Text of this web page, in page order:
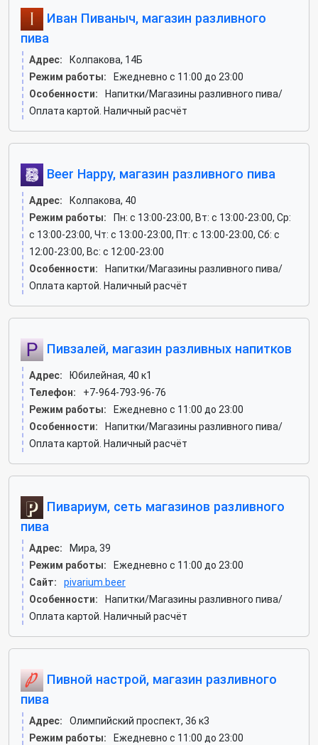
Иван Пиваныч, магазин разливного
пива
Адрес:
Колпакова, 14Б
Режим работы:
Ежедневно с 11:00 до 23:00
Особенности:
Напитки/Магазины разливного пива/
Оплата картой. Наличный расчёт
Beer Happy, магазин разливного пива
Адрес:
Колпакова, 40
Режим работы:
Пн: c 13:00-23:00, Вт: c 13:00-23:00, Ср:
c 13:00-23:00, Чт: c 13:00-23:00, Пт: c 13:00-23:00, Сб: c
12:00-23:00, Вс: c 12:00-23:00
Особенности:
Напитки/Магазины разливного пива/
Оплата картой. Наличный расчёт
Пивзалей, магазин разливных напитков
Адрес:
Юбилейная, 40 к1
Телефон:
+7-964-793-96-76
Режим работы:
Ежедневно с 11:00 до 23:00
Особенности:
Напитки/Магазины разливного пива/
Оплата картой. Наличный расчёт
Пивариум, сеть магазинов разливного
пива
Адрес:
Мира, 39
Режим работы:
Ежедневно с 11:00 до 23:00
Сайт:
pivarium.beer
Особенности:
Напитки/Магазины разливного пива/
Оплата картой. Наличный расчёт
Пивной настрой, магазин разливного
пива
Адрес:
Олимпийский проспект, 36 к3
Режим работы:
Ежедневно с 11:00 до 23:00